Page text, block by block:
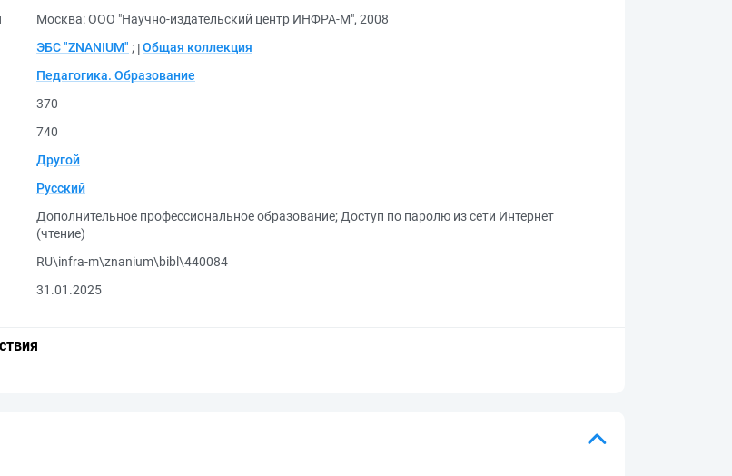
Москва: ООО "Научно-издательский центр ИНФРА-М", 2008
ЭБС "ZNANIUM" ; Общая коллекция
Педагогика. Образование
370
740
Другой
Русский
Дополнительное профессиональное образование; Доступ по паролю из сети Интернет
(чтение)
RU\infra-m\znanium\bibl\440084
31.01.2025